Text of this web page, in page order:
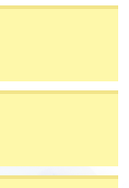
限部分單元)
還款項課程名單
第3級)